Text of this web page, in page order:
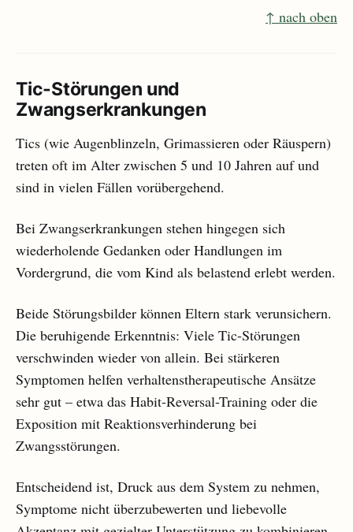
↑ nach oben
Tic-Störungen und
Zwangserkrankungen
Tics (wie Augenblinzeln, Grimassieren oder Räuspern)
treten oft im Alter zwischen 5 und 10 Jahren auf und
sind in vielen Fällen vorübergehend.
Bei Zwangserkrankungen stehen hingegen sich
wiederholende Gedanken oder Handlungen im
Vordergrund, die vom Kind als belastend erlebt werden.
Beide Störungsbilder können Eltern stark verunsichern.
Die beruhigende Erkenntnis: Viele Tic-Störungen
verschwinden wieder von allein. Bei stärkeren
Symptomen helfen verhaltenstherapeutische Ansätze
sehr gut – etwa das Habit-Reversal-Training oder die
Exposition mit Reaktionsverhinderung bei
Zwangsstörungen.
Entscheidend ist, Druck aus dem System zu nehmen,
Symptome nicht überzubewerten und liebevolle